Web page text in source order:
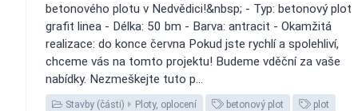
betonového plotu v Nedvědici!&nbsp; - Typ: betonový plot
grafit linea - Délka: 50 bm - Barva: antracit - Okamžitá
realizace: do konce června Pokud jste rychlí a spolehliví,
chceme vás na tomto projektu! Budeme vděční za vaše
nabídky. Nezmeškejte tuto p...
Stavby (části) Ploty, oplocení betonový plot plot